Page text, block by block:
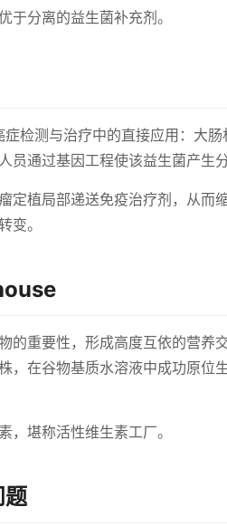
于分离的益生菌补充剂。
检测与治疗中的直接应用：大
通过基因工程使该益生菌产生
定植局部递送免疫治疗剂，从而
变。
的重要性，形成高度互依的营养
，在谷物基质水溶液中成功原位
，堪称活性维生素工厂。
题